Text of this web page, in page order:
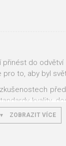
přinést do
to, aby byl
kvality,
žít udržitelněji
ZOBRAZIT VÍCE